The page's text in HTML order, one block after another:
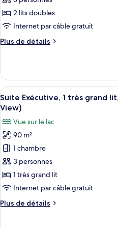
lit,
vue
lac
type
de
chambre :
Chambre
lits
doubles,
vue
2 lits doubles
Internet par câble gratuit
Plus de détails
Plus
le
type
de
chambre
Chambre
Exécutive,
2
lits
doubles,
vue
Afficher
toutes
photos
pour
ce
type
de
chambre :
Exécutive,
11
Suite Exécutive, 1 très grand
View)
Vue sur le lac
90 m²
1 chambre
3 personnes
1 très grand lit
Internet par câble gratuit
Plus de détails
Plus